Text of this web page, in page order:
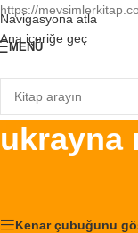
https://
Navigasyona atla
Ana içeriğe geç
MENÜ
ukrayna
Kenar çubuğunu